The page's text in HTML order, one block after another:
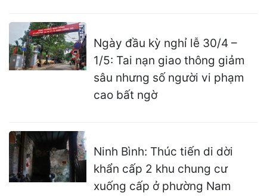
Ngày đầu kỳ nghỉ lễ 30/4 –
1/5: Tai nạn giao thông giảm
sâu nhưng số người vi phạm
cao bất ngờ
Ninh Bình: Thúc tiến di dời
khẩn cấp 2 khu chung cư
xuống cấp ở phường Nam